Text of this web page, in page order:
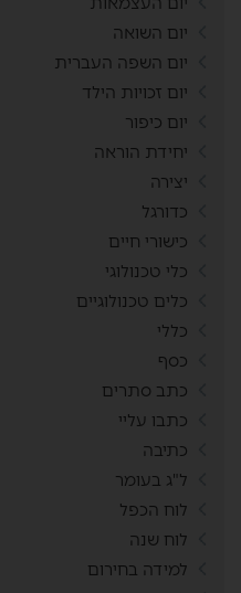
יום השואה
יום השפה העברית
יום זכויות הילד
יום כיפור
יחידת הוראה
יצירה
כדורגל
כישורי חיים
כלי טכנולוגי
כלים טכנולוגיים
כללי
כסף
כתב סתרים
כתבו עליי
כתיבה
ל"ג בעומר
לוח הכפל
לוח שנה
למידה בחירום